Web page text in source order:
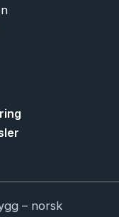
– norsk